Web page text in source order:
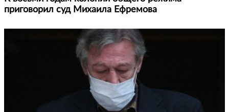
приговорил суд Михаила Ефремова